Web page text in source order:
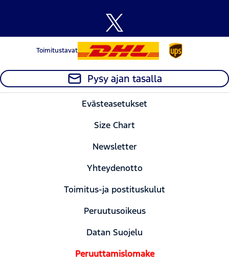
Toimitustavat
Pysy ajan tasalla
Evästeasetukset
Size Chart
Newsletter
Yhteydenotto
Toimitus-ja postituskulut
Peruutusoikeus
Datan Suojelu
Peruuttamislomake